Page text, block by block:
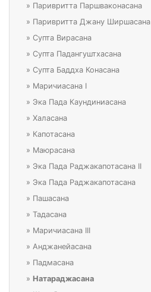
» Паривритта Паршваконасана
» Паривритта Джану Ширшасана
» Супта Вирасана
» Супта Падангуштхасана
» Супта Баддха Конасана
» Маричиасана I
» Эка Пада Каундиниасана
» Халасана
» Капотасана
» Маюрасана
» Эка Пада Раджакапотасана II
» Эка Пада Раджакапотасана
» Пашасана
» Тадасана
» Маричиасана III
» Анджанейасана
» Падмасана
» Натараджасана